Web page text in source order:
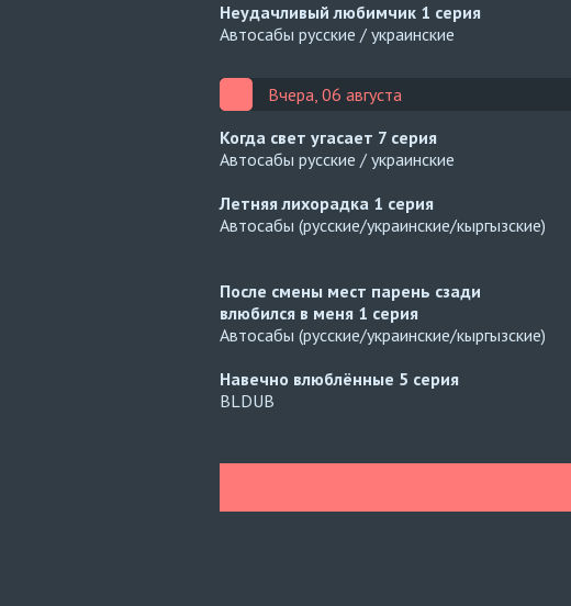
Неудачливый любимчик 1 серия
Автосабы русские / украинские
Вчера, 06 августа
Когда свет угасает 7 серия
Автосабы русские / украинские
Летняя лихорадка 1 серия
Автосабы (русские/украинские/кыргызские)
После смены мест парень сзади
влюбился в меня 1 серия
Автосабы (русские/украинские/кыргызские)
Навечно влюблённые 5 серия
BLDUB